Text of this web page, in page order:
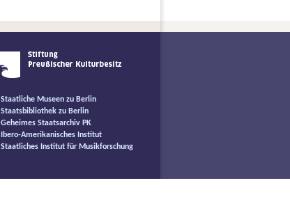
Staatliche Museen zu Berlin
Staatsbibliothek zu Berlin
Geheimes Staatsarchiv PK
Ibero-Amerikanisches Institut
Staatliches Institut für Musikforschung